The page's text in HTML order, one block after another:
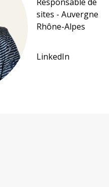
sites - Auvergne
Rhône-Alpes
LinkedIn